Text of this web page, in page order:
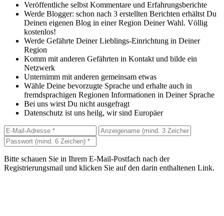
Veröffentliche selbst Kommentare und Erfahrungsberichte
Werde Blogger: schon nach 3 erstellten Berichten erhältst Du
Deinen eigenen Blog in einer Region Deiner Wahl. Völlig
kostenlos!
Werde Gefährte Deiner Lieblings-Einrichtung in Deiner
Region
Komm mit anderen Gefährten in Kontakt und bilde ein
Netzwerk
Unternimm mit anderen gemeinsam etwas
Wähle Deine bevorzugte Sprache und erhalte auch in
fremdsprachigen Regionen Informationen in Deiner Sprache
Bei uns wirst Du nicht ausgefragt
Datenschutz ist uns heilg, wir sind Europäer
Bitte schauen Sie in Ihrem E-Mail-Postfach nach der
Registrierungsmail und klicken Sie auf den darin enthaltenen Link.